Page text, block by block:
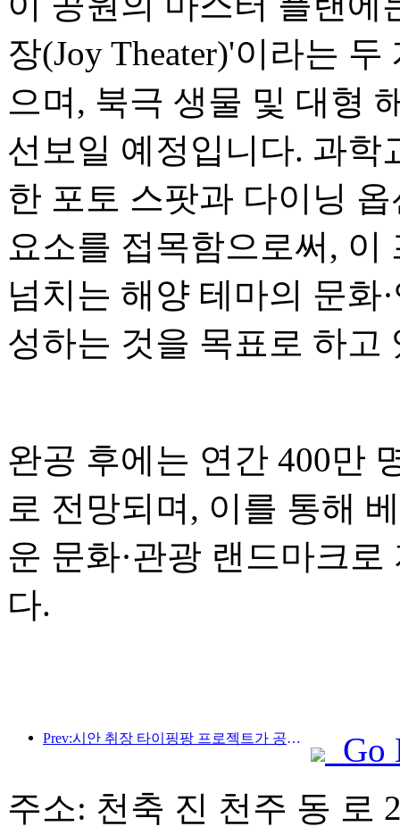
장(Joy Theater)'이라는
으며, 북극 생물 및 대형
선보일 예정입니다. 과학
한 포토 스팟과 다이닝
요소를 접목함으로써,
넘치는 해양 테마의 문화
성하는 것을 목표로 하고
완공 후에는 연간 400만
로 전망되며, 이를 통해
운 문화·관광 랜드마크
다.
Prev:시안 취장 타이핑팡 프로젝트가 공식적으로 착공했으며, 총 건축 면적은 13만 7천 제곱미터입니다.
Go
주소: 천축 진 천주 동 로